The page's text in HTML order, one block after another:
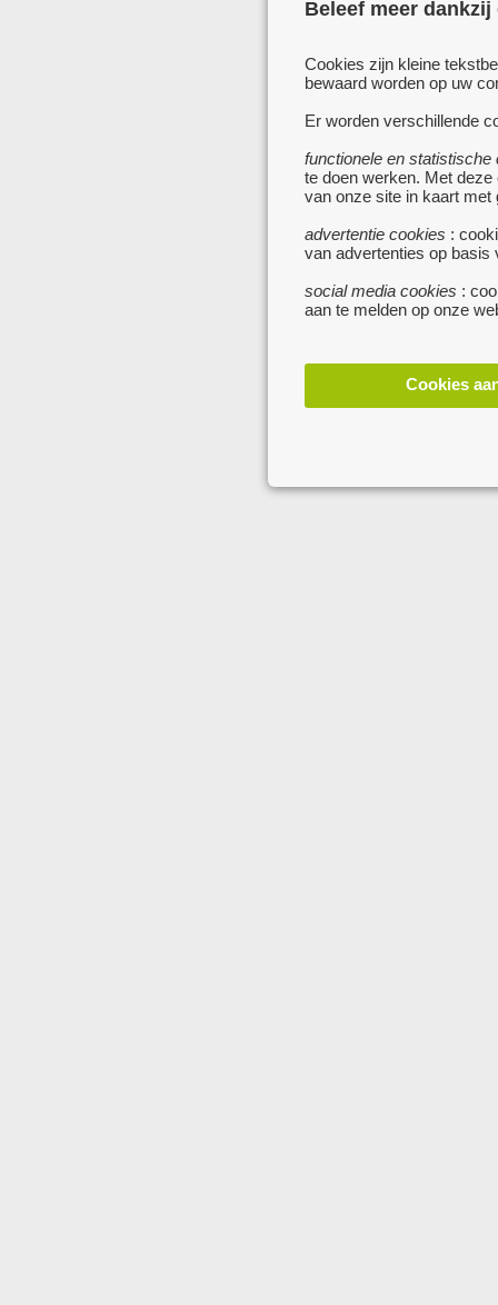
Beleef meer
Cookies zijn kleine
bewaard worden op uw
Er worden verschillende
functionele en statistische
te doen werken. Met
van onze site in kaart met
advertentie cookies :
van advertenties op basis
social media cookies :
aan te melden op onze
Cookies